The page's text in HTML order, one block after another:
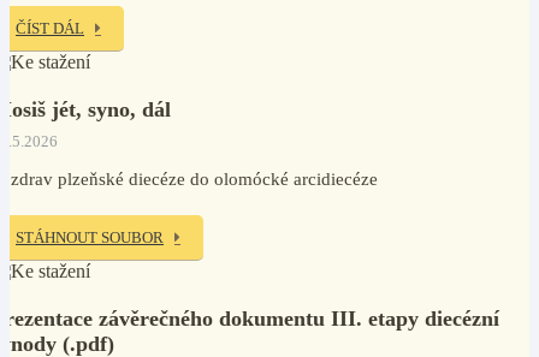
ČÍST DÁL
jét, syno, dál
plzeňské diecéze do olomócké arcidiecéze
STÁHNOUT SOUBOR
závěrečného dokumentu III. etapy diecézní
(.pdf)